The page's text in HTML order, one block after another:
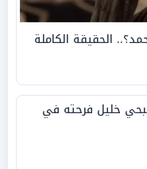
الحقيقة الكاملة
خليل فرحته في